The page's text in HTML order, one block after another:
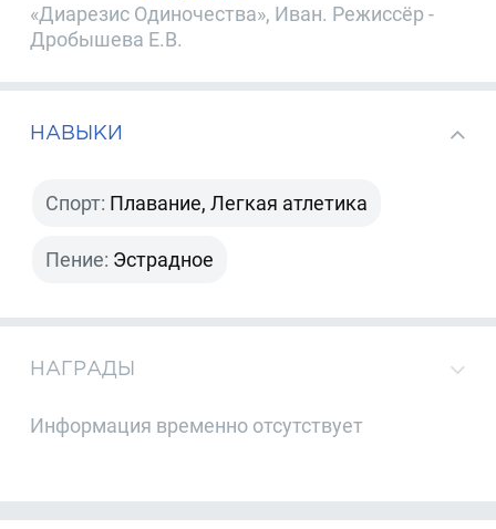
«Диарезис Одиночества», Иван. Режиссёр -
Дробышева Е.В.
НАВЫКИ
Спорт: Плавание, Легкая атлетика
Пение: Эстрадное
НАГРАДЫ
Информация временно отсутствует